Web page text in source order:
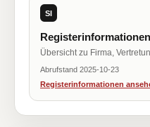
SI
Registerinformationen
Übersicht zu Firma,
Abrufstand 2025-10-23
Registerinformationen